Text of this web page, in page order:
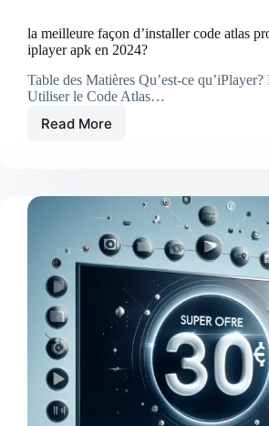
la meilleure façon d’installer code atlas
iplayer apk en 2024?
Table des Matières Qu’est-ce qu’iPlayer?
Utiliser le Code Atlas…
Read More
la
code
atlas
sur
iplayer
2024?